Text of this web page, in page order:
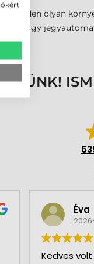
minden olyan
vagy
Éva
Kedves